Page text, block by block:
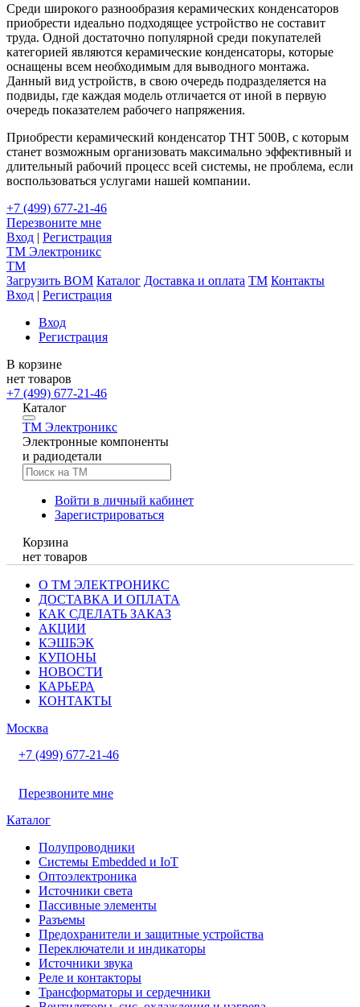
Среди широкого разнообразия керамических конденсаторов
приобрести идеально подходящее устройство не составит
труда. Одной достаточно популярной среди покупателей
категорией являются керамические конденсаторы, которые
оснащены всем необходимым для выводного монтажа.
Данный вид устройств, в свою очередь подразделяется на
подвиды, где каждая модель отличается от иной в первую
очередь показателем рабочего напряжения.
Приобрести керамический конденсатор ТНТ 500В, с которым
станет возможным организовать максимально эффективный и
длительный рабочий процесс всей системы, не проблема, если
воспользоваться услугами нашей компании.
+7 (499) 677-21-46
Перезвоните мне
Вход | Регистрация
TM Электроникс
TM
Загрузить BOM Каталог Доставка и оплата TM Контакты
Вход | Регистрация
Вход
Регистрация
В корзине
нет товаров
+7 (499) 677-21-46
Каталог
TM Электроникс
Электронные компоненты
и радиодетали
Войти в личный кабинет
Зарегистрироваться
Корзина
нет товаров
О ТМ ЭЛЕКТРОНИКС
ДОСТАВКА И ОПЛАТА
КАК СДЕЛАТЬ ЗАКАЗ
АКЦИИ
КЭШБЭК
КУПОНЫ
НОВОСТИ
КАРЬЕРА
КОНТАКТЫ
Москва
+7 (499) 677-21-46
Перезвоните мне
Каталог
Полупроводники
Системы Embedded и IoT
Oптоэлектроника
Источники света
Пассивные элементы
Разъeмы
Предохранители и защитные устройства
Переключатели и индикаторы
Источники звука
Реле и контакторы
Трансформаторы и сердечники